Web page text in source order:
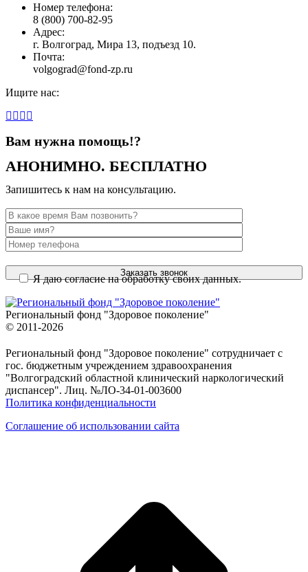
Номер телефона:
8 (800) 700-82-95
Адрес:
г. Волгоград, Мира 13, подъезд 10.
Почта:
volgograd@fond-zp.ru
Ищите нас:
Страница
открывается
новом
Страница
открывается
новом
Страница
открывается
новом
открывается
новом
Вам нужна помощь!?
АНОНИМНО. БЕСПЛАТНО
Запишитесь к нам на консультацию.
Я даю согласие на обработку своих данных.
Региональный фонд "Здоровое поколение"
© 2011-2026
Региональный фонд "Здоровое поколение" сотрудничает с
гос. бюджетным учреждением здравоохранения
"Волгоградский областной клинический наркологический
диспансер". Лиц. №ЛО-34-01-003600
Политика конфиденциальности
Соглашение об использовании сайта